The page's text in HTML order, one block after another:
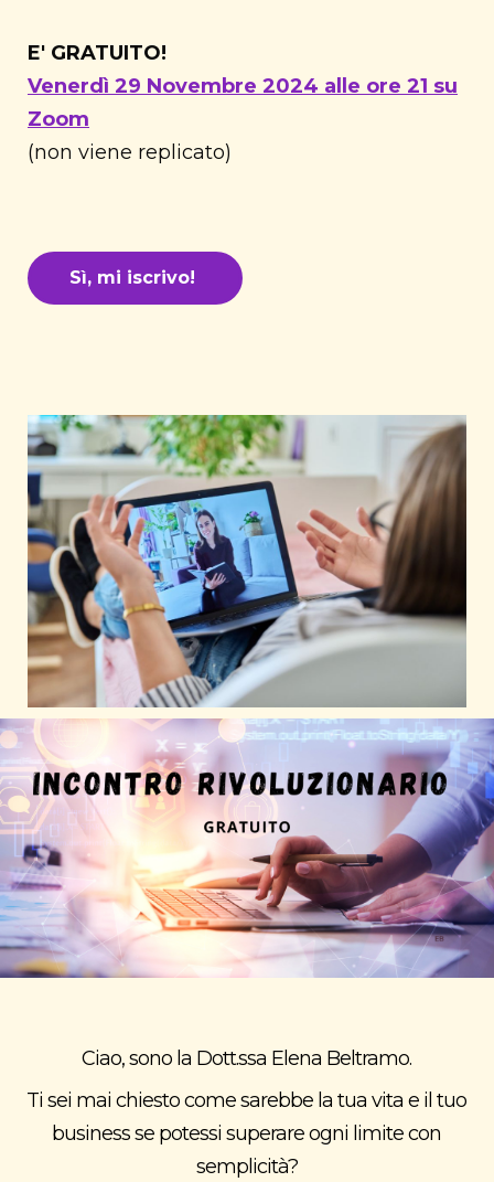
E' GRATUITO!
Venerdì 29 Novembre 2024 alle ore 21 su
Zoom
(non viene replicato)
Sì, mi iscrivo!
Ciao, sono la Dott.ssa Elena Beltramo.
Ti sei mai chiesto come sarebbe la tua vita e il tuo
business se potessi superare ogni limite con
semplicità?